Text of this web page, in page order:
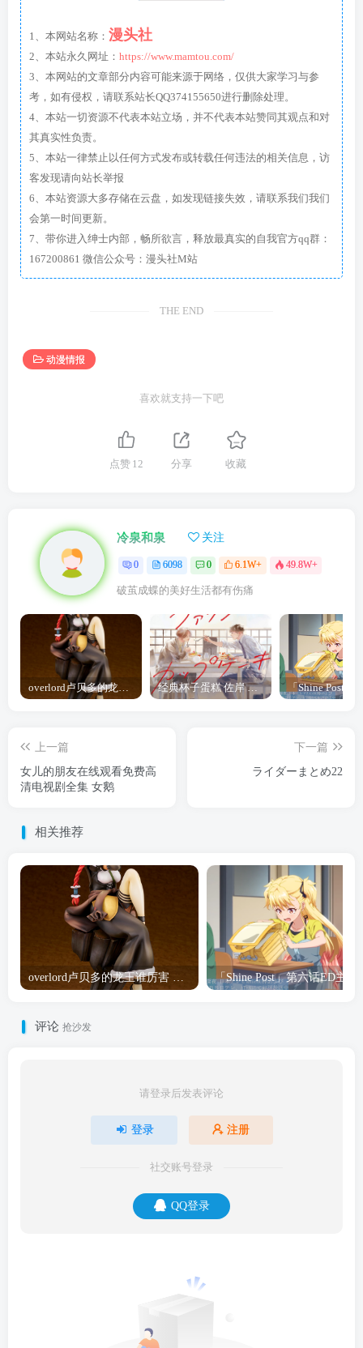
1、本网站名称： 漫头社
2、本站永久网址： https://www.mamtou.com/
3、本网站的文章部分内容可能来源于网络，仅供大家学习与参
考，如有侵权，请联系站长QQ374155650进行删除处理。
4、本站一切资源不代表本站立场，并不代表本站赞同其观点和对
其真实性负责。
5、本站一律禁止以任何方式发布或转载任何违法的相关信息，访
客发现请向站长举报
6、本站资源大多存储在云盘，如发现链接失效，请联系我们我们
会第一时间更新。
7、带你进入绅士内部，畅所欲言，释放最真实的自我官方qq群：
167200861 微信公众号：漫头社M站
THE END
动漫情报
喜欢就支持一下吧
点赞 12 分享 收藏
冷泉和泉 关注
0 6098 0 6.1W+ 49.8W+
破茧成蝶的美好生活都有伤痛
overlord卢贝多的龙王谁厉害 「Overlord」露普斯蕾琪娜·贝塔手办开订 经典杯子蛋糕 佐岸 漫画「经典杯子蛋糕」宣布真人日剧化
上一篇
女儿的朋友在线观看免费高
清电视剧全集 女鹅
下一篇
ライダーまとめ22
相关推荐
overlord卢贝多的龙王谁厉害 「Overlord」露普斯蕾琪娜·贝塔手办开订
评论 抢沙发
请登录后发表评论
登录 注册
社交账号登录
QQ登录